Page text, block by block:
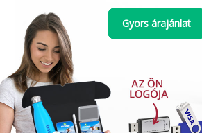
Gyors árajánlat